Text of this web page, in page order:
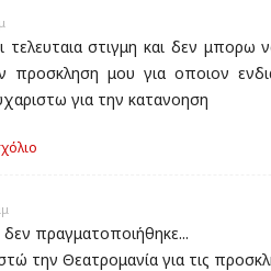
στιγμη και δεν μπορω
μου για οποιον
για την κατανοηση
πραγματοποιήθηκε...
την Θεατρομανία για τις